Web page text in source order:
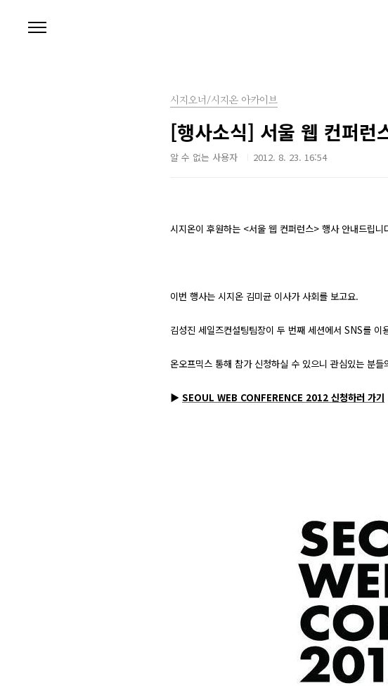
시지오너/시지온 아카이브
[행사소식] 서울 웹 컨퍼
알 수 없는 사용자 2012. 8. 23. 16:54
시지온이 후원하는 <서울 웹 컨퍼런스> 행사 안내드립니
이번 행사는 시지온 김미균 이사가 사회를 보고요.
김성진 세일즈컨설팅팀장이 두 번째 세션에서 SNS를
온오프믹스 통해 참가 신청하실 수 있으니 관심있는 분들
▶ SEOUL WEB CONFERENCE 2012 신청하러 가기